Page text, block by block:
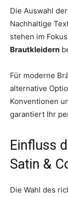
Die Auswahl der
Nachhaltige
stehen im
Brautkleidern
Für moderne
alternative
Konventionen
garantiert Ihr
Einfluss
Satin &
Die Wahl des